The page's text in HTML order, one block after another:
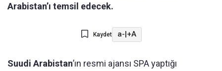
Arabistan’ı temsil edecek.
Kaydet a-|+A
Suudi Arabistan’ın resmi ajansı SPA yaptığı